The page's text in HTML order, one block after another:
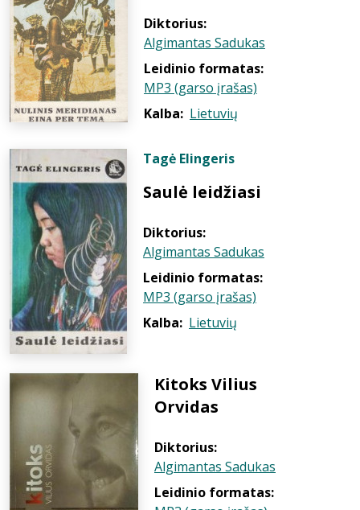
Diktorius:
Algimantas Sadukas
Leidinio formatas:
MP3 (garso įrašas)
Kalba: Lietuvių
Tagė Elingeris
Saulė leidžiasi
Diktorius:
Algimantas Sadukas
Leidinio formatas:
MP3 (garso įrašas)
Kalba: Lietuvių
Kitoks Vilius
Orvidas
Diktorius:
Algimantas Sadukas
Leidinio formatas: